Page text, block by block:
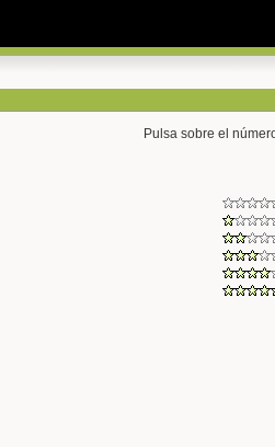
Pulsa sobre el